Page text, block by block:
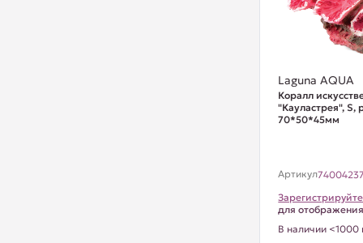
Laguna AQUA
Коралл
"Кауластрея", S,
70*50*45мм
Артикул
для
В наличии <1000